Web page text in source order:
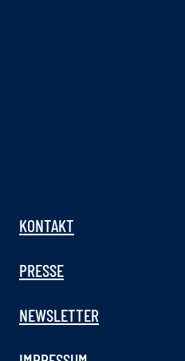
KONTAKT
PRESSE
NEWSLETTER